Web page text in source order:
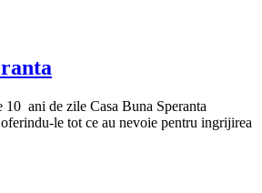
10 ani de zile Casa Buna Speranta
le tot ce au nevoie pentru ingrijirea